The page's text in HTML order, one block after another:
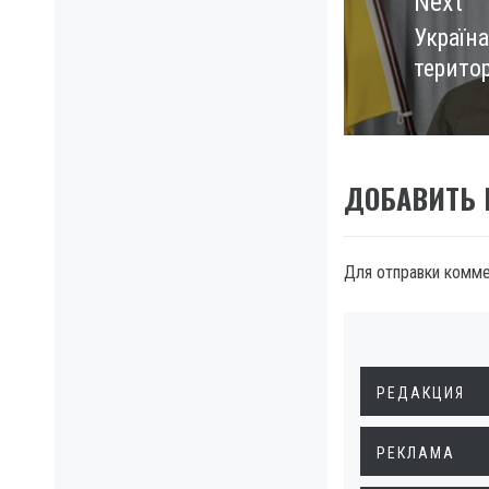
Next
post:
ДОБАВИТЬ
Для отправки
РЕДАКЦИЯ
РЕКЛАМА